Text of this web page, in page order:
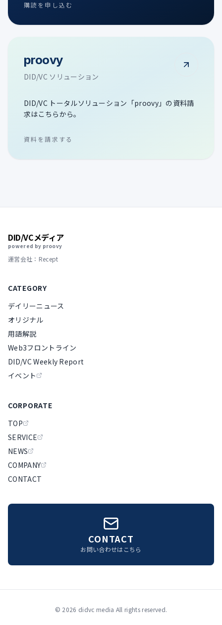
購読を申し込む
proovy
DID/VC ソリューション
DID/VC トータルソリューション「proovy」の資料請
求はこちらから。
資料を請求する
DID/VCメディア
powered by proovy
運営会社：Recept
CATEGORY
デイリーニュース
オリジナル
用語解説
Web3フロントライン
DID/VC Weekly Report
イベント
CORPORATE
TOP
SERVICE
NEWS
COMPANY
CONTACT
CONTACT
お問い合わせはこちら
© 2026 didvc media All rights reserved.